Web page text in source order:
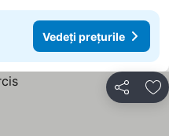
Vedeți prețurile
Distribuiți